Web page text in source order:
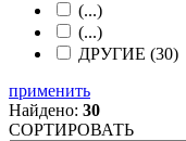
(...)
(...)
ДРУГИЕ (30)
применить
Найдено: 30
СОРТИРОВАТЬ